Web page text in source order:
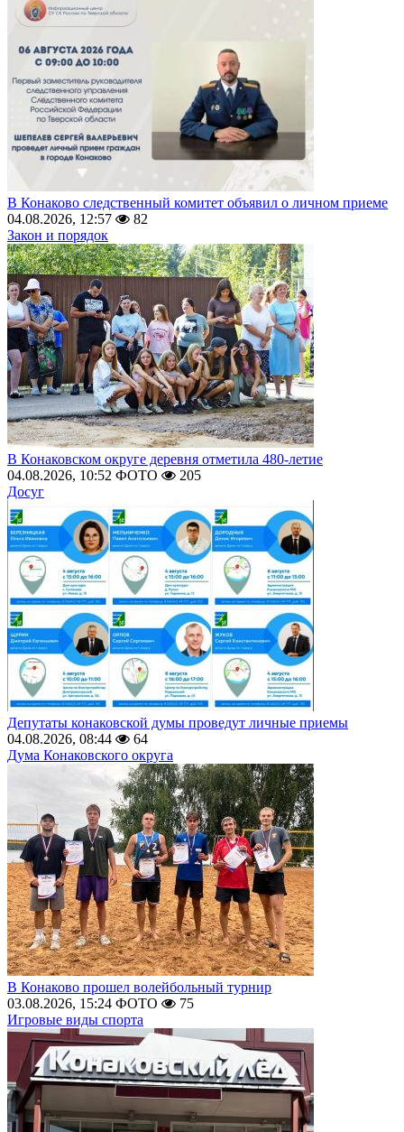
В Конаково следственный комитет объявил о личном приеме
04.08.2026, 12:57
82
Закон и порядок
В Конаковском округе деревня отметила 480-летие
04.08.2026, 10:52 ФОТО
205
Досуг
Депутаты конаковской думы проведут личные приемы
04.08.2026, 08:44
64
Дума Конаковского округа
В Конаково прошел волейбольный турнир
03.08.2026, 15:24 ФОТО
75
Игровые виды спорта